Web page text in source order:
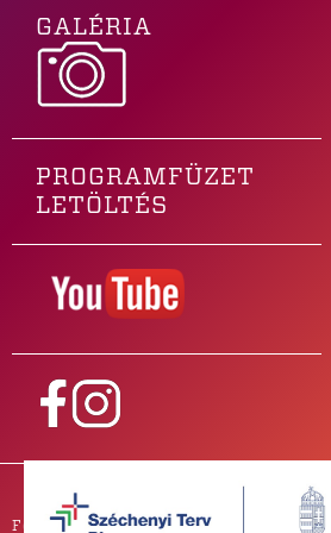
GALÉRIA
PROGRAMFÜZET
LETÖLTÉS
Főtámogatónk PARTNEREINK